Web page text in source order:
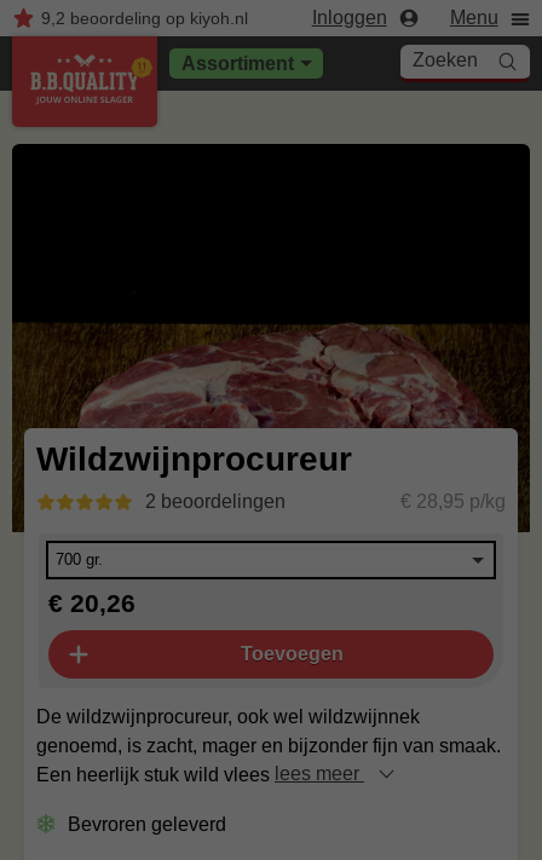
9,2 beoordelingop kiyoh.nl Inloggen Menu
Assortiment Zoeken
Wildzwijnprocureur
2 beoordelingen € 28,95 p/kg
De wildzwijnprocureur, ook wel wildzwijnnek
genoemd, is zacht, mager en bijzonder fijn van smaak.
Een heerlijk stuk wild vlees lees meer
Bevroren geleverd
€ 20,26
Toevoegen